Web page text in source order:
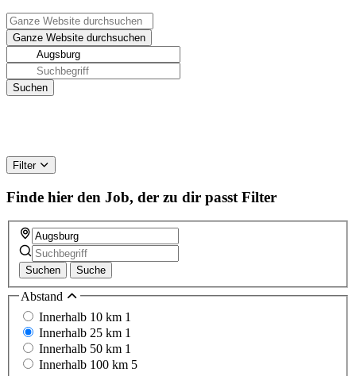
Filter
Finde hier den Job, der zu dir passt Filter
Suchen Suche
Abstand
Innerhalb 10 km 1
Innerhalb 25 km 1
Innerhalb 50 km 1
Innerhalb 100 km 5